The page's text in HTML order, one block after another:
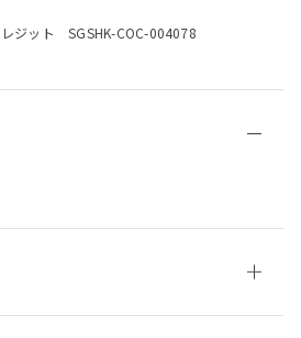
レジット SGSHK-COC-004078